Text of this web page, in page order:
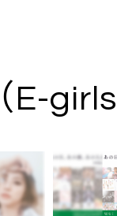
E-girls